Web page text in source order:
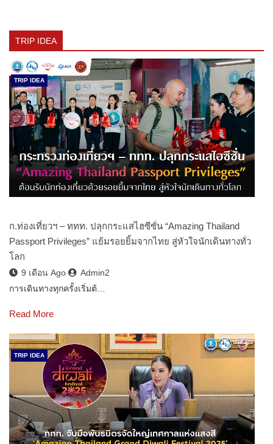
TRIP IDEA
TRIP IDEA
ก.ท่องเที่ยวฯ – ททท. ปลุกกระแสไฮซีซั่น “Amazing Thailand
Passport Privileges” แย้มรอยยิ้มจากไทย สู่หัวใจนักเดินทางทั่ว
โลก
9 เดือน Ago
Admin2
การเดินทางทุกครั้งเริ่มต้…
Read More
TRIP IDEA